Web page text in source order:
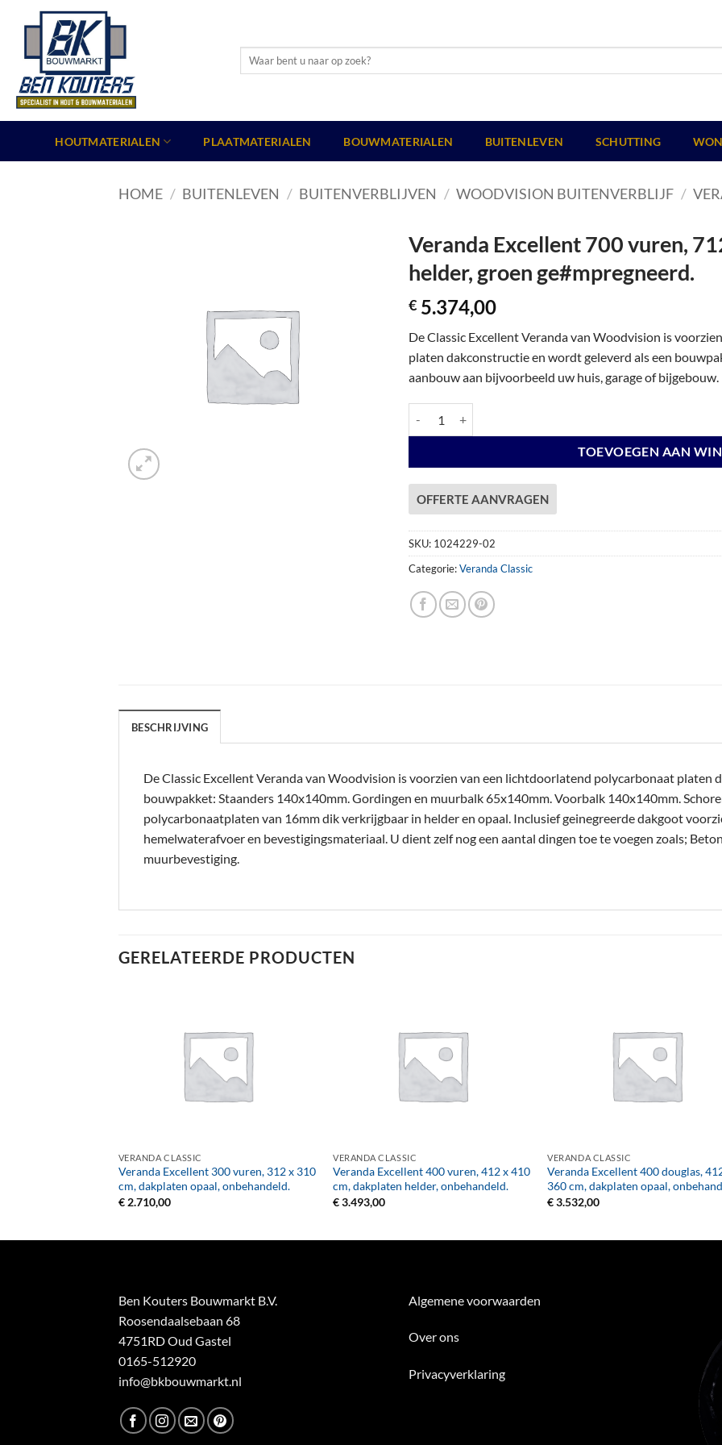
Zoeken
HOUTMATERIALEN PLAATMATERIALEN BOUWMATERIALEN BUITENLEVEN SCHUTTING
HOME / BUITENLEVEN / BUITENVERBLIJVEN / WOODVISION BUITENVERBLIJF /
Veranda Excellent 700 vuren,
helder, groen ge#mpregneerd.
€ 5.374,00
De Classic Excellent Veranda van Woodvision is
platen dakconstructie en wordt geleverd als een
aanbouw aan bijvoorbeeld uw huis, garage of bijgebouw.
TOEVOEGEN AAN
OFFERTE AANVRAGEN
SKU: 1024229-02
Categorie:Veranda Classic
BESCHRIJVING
De Classic Excellent Veranda van Woodvision is voorzien van een lichtdoorlatend polycarbonaat platen
bouwpakket: Staanders 140x140mm. Gordingen en muurbalk 65x140mm. Voorbalk 140x140mm.
polycarbonaatplaten van 16mm dik verkrijgbaar in helder en opaal. Inclusief geinegreerde dakgoot
hemelwaterafvoer en bevestigingsmateriaal. U dient zelf nog een aantal dingen toe te voegen zoals;
muurbevestiging.
GERELATEERDE PRODUCTEN
VERANDA CLASSIC
Veranda Excellent 300 vuren, 312 x 310
cm, dakplaten opaal, onbehandeld.
€2.710,00
VERANDA CLASSIC
Veranda Excellent 400 vuren, 412 x 410
cm, dakplaten helder, onbehandeld.
€3.493,00
VERANDA CLASSIC
Veranda Excellent 400 douglas,
360 cm, dakplaten opaal,
€3.532,00
Ben Kouters Bouwmarkt B.V.
Roosendaalsebaan 68
4751RD Oud Gastel
0165-512920
info@bkbouwmarkt.nl
Algemene voorwaarden
Over ons
Privacyverklaring